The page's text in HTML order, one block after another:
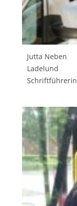
Jutta Neben
Ladelund
Schriftführerin